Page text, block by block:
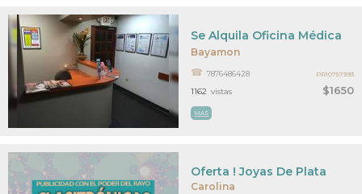
Bayamon
$1650
Se Alquila Oficina Médica
7876486428
MAS
1162 vistas
PR10757393
Carolina
Oferta ! Joyas De Plata